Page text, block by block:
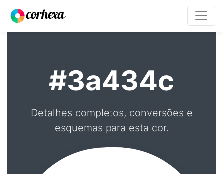
#3a434c
Detalhes completos, conversões e
esquemas para esta cor.